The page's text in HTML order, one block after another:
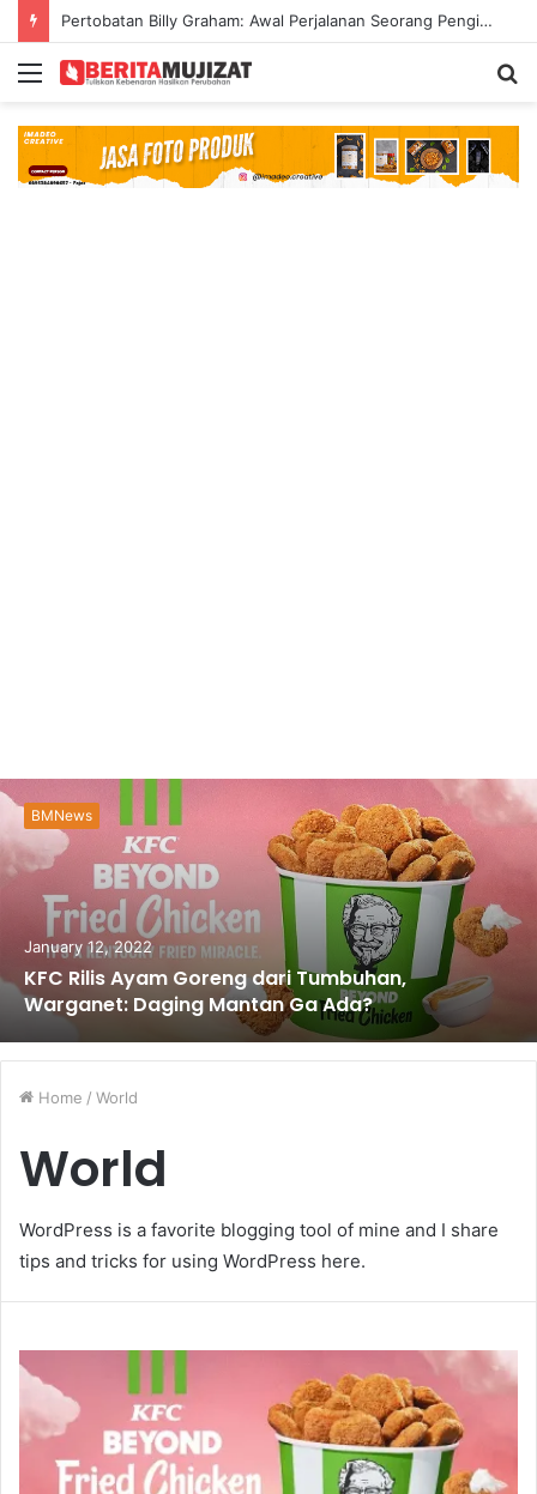
Pertobatan Billy Graham: Awal Perjalanan Seorang Penginjil Dunia
Menu
BMNews
January 12, 2022
KFC Rilis Ayam Goreng dari Tumbuhan,
Warganet: Daging Mantan Ga Ada?
Home / World
World
WordPress is a favorite blogging tool of mine and I share
tips and tricks for using WordPress here.